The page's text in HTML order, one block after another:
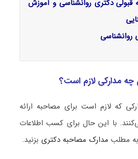
قبولی دکتری روانشناسی و آموزش
روانشناسی
مدارکی لازم است؟
که لازم است برای مصاحبه ارائه
با این حال برای کسب اطلاعات
مطلب مدارک مصاحبه دکتری بزنید.